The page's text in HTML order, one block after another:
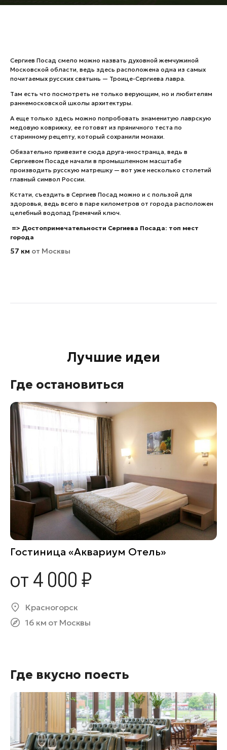
Пикник в Подмосковье
Войти
Инвесторам
природные территории
57 км от Москвы
Сергиев Посад смело можно назвать духовной жемчужиной
Московской области, ведь здесь расположена одна из самых
почитаемых русских святынь — Троице-Сергиева лавра.
Там есть что посмотреть не только верующим, но и любителям
раннемосковской школы архитектуры.
А еще только здесь можно попробовать знаменитую лаврскую
медовую коврижку, ее готовят из пряничного теста по
старинному рецепту, который сохранили монахи.
Обязательно привезите сюда друга-иностранца, ведь в
Сергиевом Посаде начали в промышленном масштабе
производить русскую матрешку — вот уже несколько столетий
главный символ России.
Кстати, съездить в Сергиев Посад можно и с пользой для
здоровья, ведь всего в паре километров от города расположен
целебный водопад Гремячий ключ.
=> Достопримечательности Сергиева Посада: топ мест
города
Лучшие идеи
Где остановиться
Гостиница «Аквариум Отель»
от 4 000 ₽
Красногорск
16 км от Москвы
Где вкусно поесть